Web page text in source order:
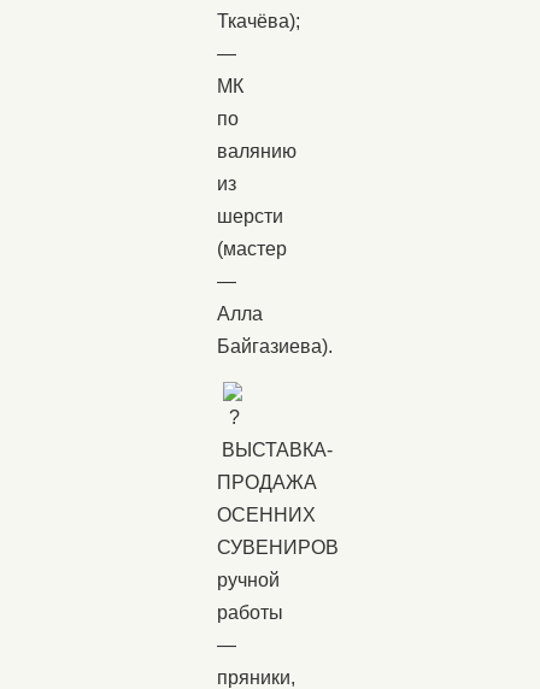
Ткачёва);
—
МК
по
валянию
из
шерсти
(мастер
—
Алла
Байгазиева).
ВЫСТАВКА-
ПРОДАЖА
ОСЕННИХ
СУВЕНИРОВ
ручной
работы
—
пряники,